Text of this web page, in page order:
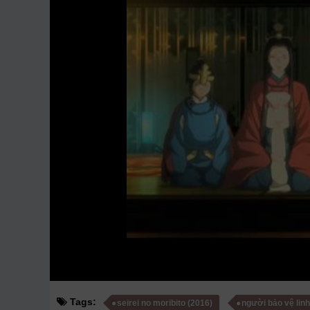
Tags: seirei no moribito (2016) người bảo vệ